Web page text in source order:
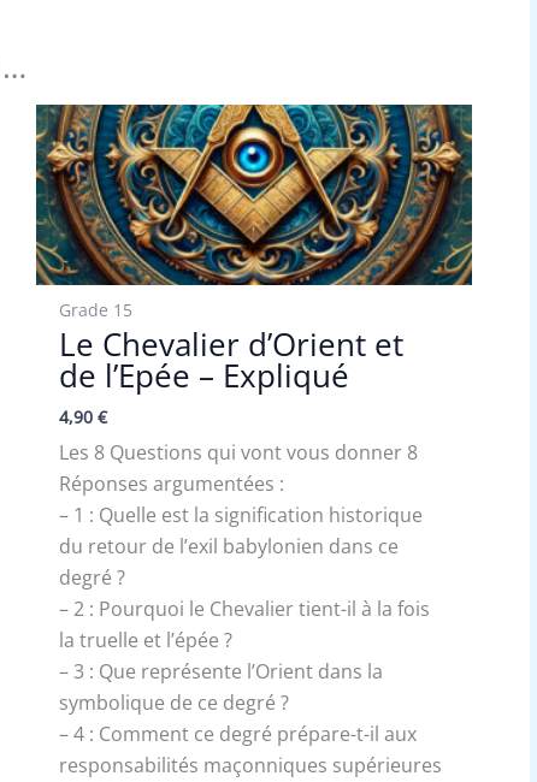
Grade 15
Le Chevalier d’Orient et
de l’Epée – Expliqué
4,90€
Les 8 Questions qui vont vous donner 8
Réponses argumentées :
– 1 : Quelle est la signification historique
du retour de l’exil babylonien dans ce
degré ?
– 2 : Pourquoi le Chevalier tient-il à la fois
la truelle et l’épée ?
– 3 : Que représente l’Orient dans la
symbolique de ce degré ?
– 4 : Comment ce degré prépare-t-il aux
responsabilités maçonniques supérieures